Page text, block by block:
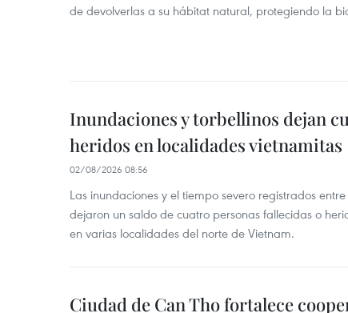
de devolverlas a su hábitat natural, protegiendo la
Inundaciones y torbellinos dejan
heridos en localidades vietnamitas
02/08/2026 08:56
Las inundaciones y el tiempo severo registrados
dejaron un saldo de cuatro personas fallecidas o
en varias localidades del norte de Vietnam.
Ciudad de Can Tho fortalece